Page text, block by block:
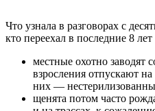
Что узнала в разговорах с
кто переехал в последние 8
местные охотно заводят
взросления отпускают
них —
щенята потом часто